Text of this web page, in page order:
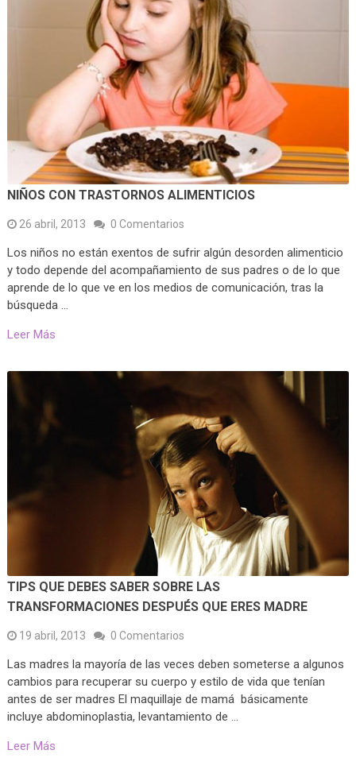
NIÑOS CON TRASTORNOS ALIMENTICIOS
26 abril, 2013 0 Comentarios
Los niños no están exentos de sufrir algún desorden alimenticio
y todo depende del acompañamiento de sus padres o de lo que
aprende de lo que ve en los medios de comunicación, tras la
búsqueda …
Leer Más
TIPS QUE DEBES SABER SOBRE LAS
TRANSFORMACIONES DESPUÉS QUE ERES MADRE
19 abril, 2013 0 Comentarios
Las madres la mayoría de las veces deben someterse a algunos
cambios para recuperar su cuerpo y estilo de vida que tenían
antes de ser madres El maquillaje de mamá básicamente
incluye abdominoplastia, levantamiento de …
Leer Más